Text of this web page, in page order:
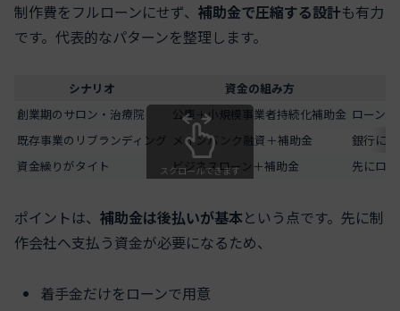
制作費をフルローンにせず、 補助金で圧縮する設計も有力
です。代表的なパターンを整理します。
シナリオ
資金の組み方
創業期のサロン・治療院
公庫＋小規模事業者持続化補助金 ローン
既存事業のリブランディング メインバンク融資＋補助金
銀行に
資金繰りがタイト
ビジネスローン＋補助金 先にロ
スクロールできます
ポイントは、 補助金は後払いが基本という点です。先に制
作会社へ支払う資金が必要になるため、
着手金だけをローンで用意